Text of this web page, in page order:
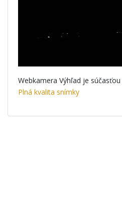
Webkamera Výhľad je
Plná kvalita snímky